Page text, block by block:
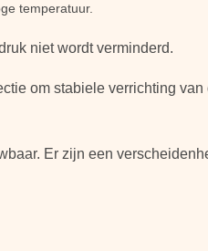
temperatuur.
niet wordt verminderd.
om stabiele verrichting van
Er zijn een